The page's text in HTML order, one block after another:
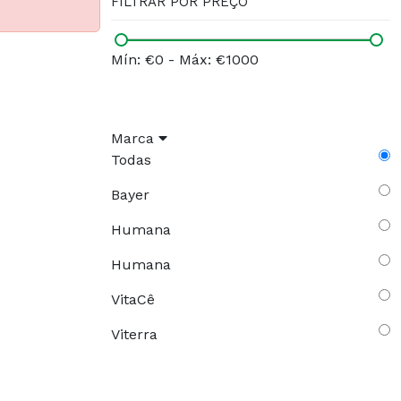
Mín: €0 - Máx: €1000
Marca
Todas
Bayer
Humana
Humana
VitaCê
Viterra